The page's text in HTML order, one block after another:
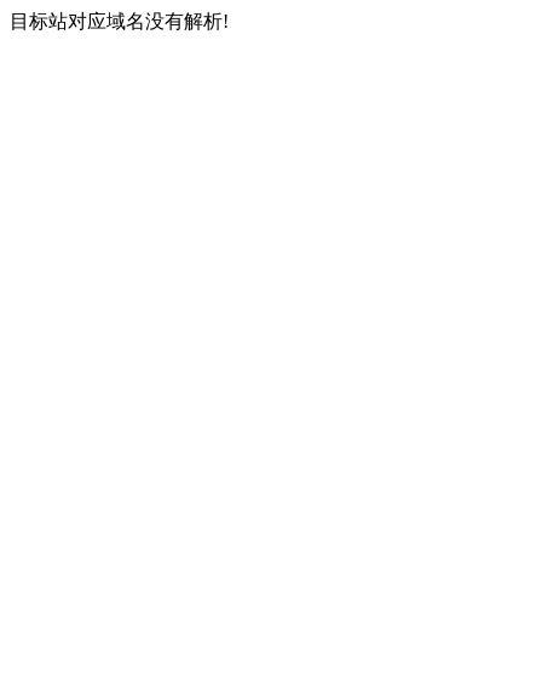
目标站对应域名没有解析!